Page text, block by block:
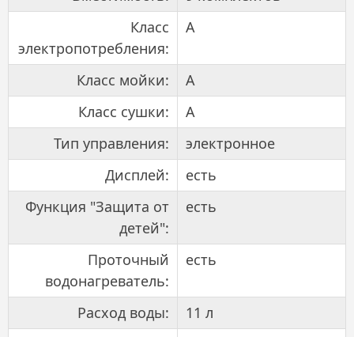
Класс
электропотребления:
A
Класс мойки:
A
Класс сушки:
A
Тип управления:
электронное
Дисплей:
есть
Функция "Защита от
детей":
есть
Проточный
водонагреватель:
есть
Расход воды:
11 л